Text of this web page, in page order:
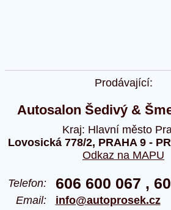
Prodávající:
Autosalon Šedivý &
Kraj: Hlavní město
Lovosická 778/2, PRAHA 9 -
Odkaz na MAPU
Telefon: 606 600 067 ,
Email: info@autoprosek.cz